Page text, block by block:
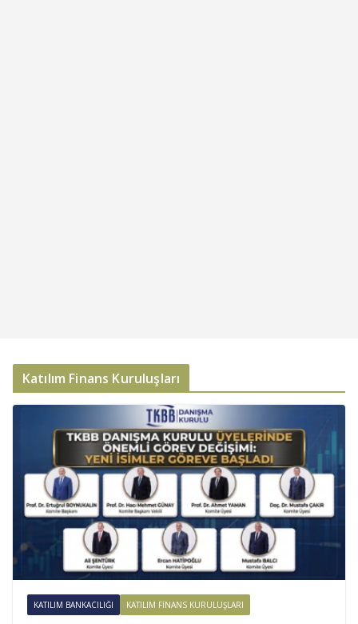
Katılım Finans Kuruluşları
KATILIM BANKACILIĞI KATILIM FINANS KURULUŞLARI